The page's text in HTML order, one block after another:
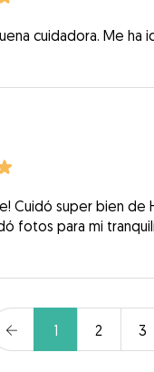
cuidadora. Me
Cuidó super bien de
fotos para mi
1 2 3